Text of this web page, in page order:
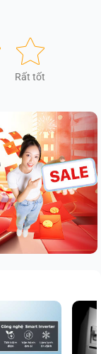
Rất tốt